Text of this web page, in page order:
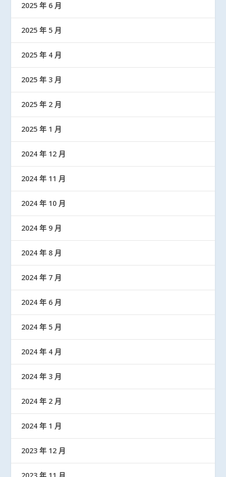
2025 年 6 月
2025 年 5 月
2025 年 4 月
2025 年 3 月
2025 年 2 月
2025 年 1 月
2024 年 12 月
2024 年 11 月
2024 年 10 月
2024 年 9 月
2024 年 8 月
2024 年 7 月
2024 年 6 月
2024 年 5 月
2024 年 4 月
2024 年 3 月
2024 年 2 月
2024 年 1 月
2023 年 12 月